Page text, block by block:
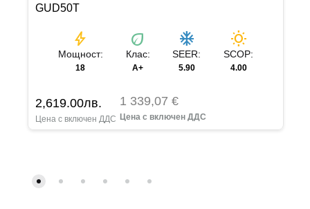
GUD50T
bolt
Мощност:
18
eco
Клас:
А+
ac_unit
SEER:
5.90
wb_sunny
SCOP:
4.00
2,619.00лв. 1 339,07 €